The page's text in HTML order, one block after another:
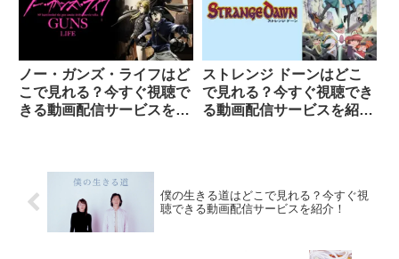
ノー・ガンズ・ライフはど
こで見れる？今すぐ視聴で
きる動画配信サービスを紹
ストレンジ ドーンはどこ
で見れる？今すぐ視聴でき
る動画配信サービスを紹
僕の生きる道はどこで見れる？今すぐ視
聴できる動画配信サービスを紹介！